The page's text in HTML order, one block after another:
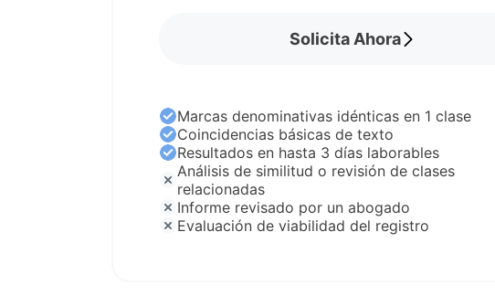
Solicita Ahora
Marcas denominativas idénticas en 1 clase
Coincidencias básicas de texto
Resultados en hasta 3 días laborables
Análisis de similitud o revisión de clases
relacionadas
Informe revisado por un abogado
Evaluación de viabilidad del registro